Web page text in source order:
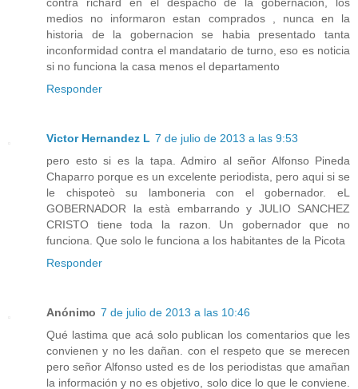
medios no informaron estan comprados , nunca en la
historia de la gobernacion se habia presentado tanta
inconformidad contra el mandatario de turno, eso es noticia
si no funciona la casa menos el departamento
Responder
Victor Hernandez L 7 de julio de 2013 a las 9:53
pero esto si es la tapa. Admiro al señor Alfonso Pineda
Chaparro porque es un excelente periodista, pero aqui si se
le chispoteò su lamboneria con el gobernador. eL
GOBERNADOR la està embarrando y JULIO SANCHEZ
CRISTO tiene toda la razon. Un gobernador que no
funciona. Que solo le funciona a los habitantes de la Picota
Responder
Anónimo 7 de julio de 2013 a las 10:46
Qué lastima que acá solo publican los comentarios que les
convienen y no les dañan. con el respeto que se merecen
pero señor Alfonso usted es de los periodistas que amañan
la información y no es objetivo, solo dice lo que le conviene.